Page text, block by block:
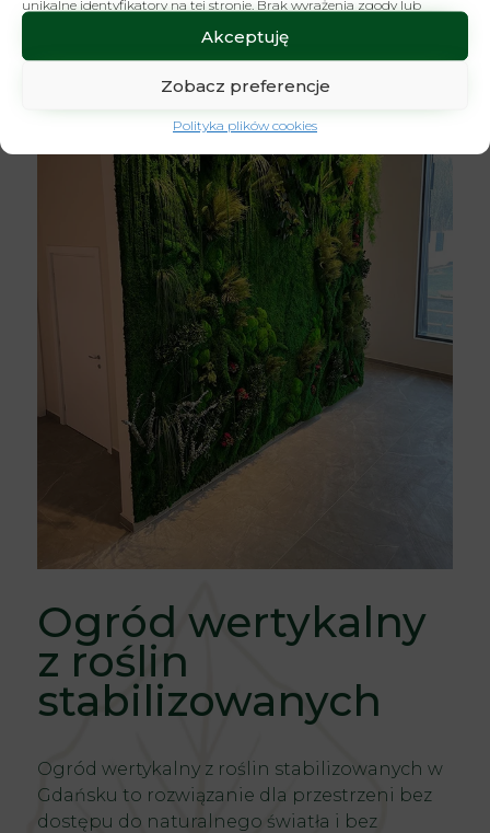
unikalne identyfikatory na tej stronie. Brak wyrażenia zgody lub
wycofanie zgody może niekorzystnie wpłynąć na niektóre cechy i
Akceptuję
Zobacz preferencje
Polityka plików cookies
Ogród wertykalny
z roślin
stabilizowanych
Ogród wertykalny z roślin stabilizowanych w
Gdańsku to rozwiązanie dla przestrzeni bez
dostępu do naturalnego światła i bez